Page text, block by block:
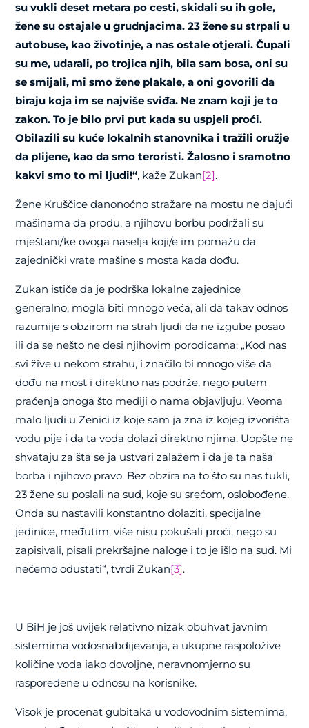
su vukli deset metara po cesti, skidali su ih gole,
žene su ostajale u grudnjacima. 23 žene su strpali u
autobuse, kao životinje, a nas ostale otjerali. Čupali
su me, udarali, po trojica njih, bila sam bosa, oni su
se smijali, mi smo žene plakale, a oni govorili da
biraju koja im se najviše sviđa. Ne znam koji je to
zakon. To je bilo prvi put kada su uspjeli proći.
Obilazili su kuće lokalnih stanovnika i tražili oružje
da plijene, kao da smo teroristi. Žalosno i sramotno
kakvi smo to mi ljudi!“, kaže Zukan[2].
Žene Kruščice danonoćno stražare na mostu ne dajući
mašinama da prođu, a njihovu borbu podržali su
mještani/ke ovoga naselja koji/e im pomažu da
zajednički vrate mašine s mosta kada dođu.
Zukan ističe da je podrška lokalne zajednice
generalno, mogla biti mnogo veća, ali da takav odnos
razumije s obzirom na strah ljudi da ne izgube posao
ili da se nešto ne desi njihovim porodicama: „Kod nas
svi žive u nekom strahu, i značilo bi mnogo više da
dođu na most i direktno nas podrže, nego putem
praćenja onoga što mediji o nama objavljuju. Veoma
malo ljudi u Zenici iz koje sam ja zna iz kojeg izvorišta
vodu pije i da ta voda dolazi direktno njima. Uopšte ne
shvataju za šta se ja ustvari zalažem i da je ta naša
borba i njihovo pravo. Bez obzira na to što su nas tukli,
23 žene su poslali na sud, koje su srećom, oslobođene.
Onda su nastavili konstantno dolaziti, specijalne
jedinice, međutim, više nisu pokušali proći, nego su
zapisivali, pisali prekršajne naloge i to je išlo na sud. Mi
nećemo odustati“, tvrdi Zukan[3].
U BiH je još uvijek relativno nizak obuhvat javnim
sistemima vodosnabdijevanja, a ukupne raspoložive
količine voda iako dovoljne, neravnomjerno su
raspoređene u odnosu na korisnike.
Visok je procenat gubitaka u vodovodnim sistemima,